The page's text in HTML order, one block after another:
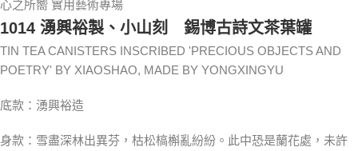
心之所嚮 實用藝術專場
1014 湧興裕製、小山刻 錫博古詩文茶葉罐
TIN TEA CANISTERS INSCRIBED 'PRECIOUS OBJECTS AND
POETRY' BY XIAOSHAO, MADE BY YONGXINGYU
底款：湧興裕造
身款：雪盡深林出異芬，枯松槁槲亂紛紛。此中恐是蘭花處，未許